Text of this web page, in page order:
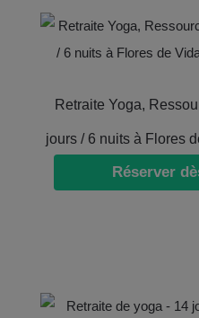
Retraite Yoga,
jours / 6 nuits à Flores
Réserver